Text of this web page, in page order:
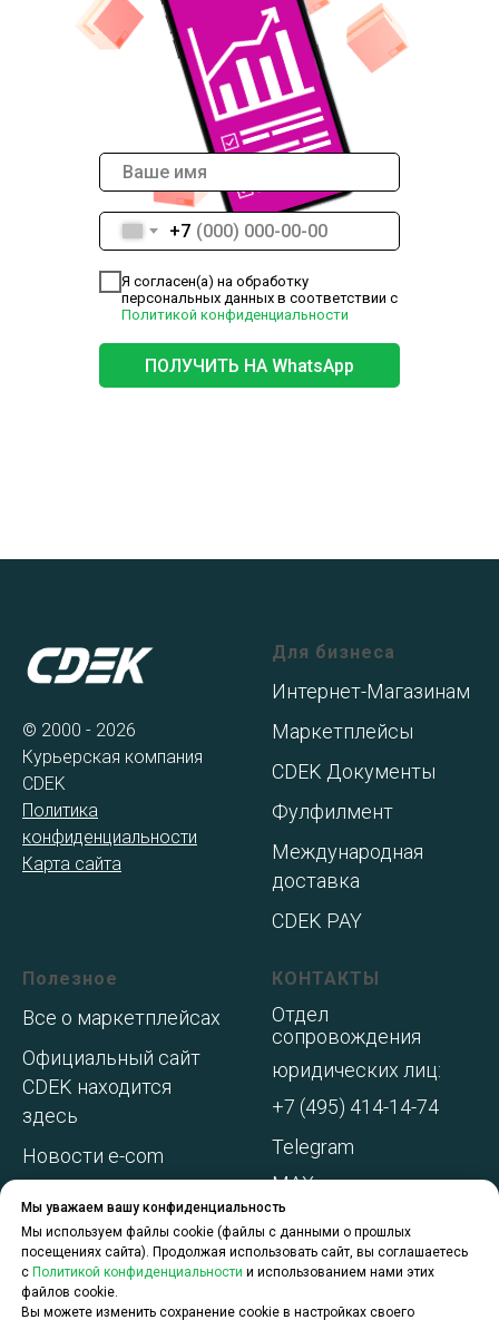
+7
Я согласен(а) на обработку
персональных данных в соответствии с
Политикой конфиденциальности
ПОЛУЧИТЬ НА WhatsApp
Мы уважаем вашу конфиденциальность
Мы используем файлы cookie (файлы с данными о прошлых
посещениях сайта). Продолжая использовать сайт, вы соглашаетесь
с Политикой конфиденциальности и использованием нами этих
файлов cookie.
Вы можете изменить сохранение cookie в настройках своего
© 2000 - 2026
Курьерская компания
CDEK
Политика
конфиденциальности
Карта сайта
Для бизнеса
Интернет-Магазинам
Маркетплейсы
CDEK Документы
Фулфилмент
Международная
доставка
CDEK PAY
Полезное
Все о маркетплейсах
Официальный сайт
CDEK находится
здесь
Новости e-com
Акции и
спецпредложения
О компании
КОНТАКТЫ
Отдел
сопровождения
юридических лиц:
+7 (495) 414-14-74
Telegram
MAX